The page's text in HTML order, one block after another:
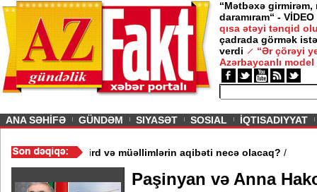
“Mətbəxə girmirəm,
daramıram“ - VİDEO
qısa ətəyi tənqid
çadrada görmək
verdi
“Ər çörəyi
Azərbaycanlı model
ANA SƏHİFƏ GÜNDƏM SIYASƏT SOSIAL İQTISADIYYAT
3 məktəb bağlandı - Şagird və müəllimlərin aqibəti necə olacaq?
Paşinyan və Anna